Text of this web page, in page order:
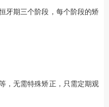
牙期三个阶段，每个阶段的矫
，无需特殊矫正，只需定期观